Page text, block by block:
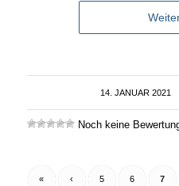
14. JANUAR 2021
/
Noch keine
« ‹ 5 6 7